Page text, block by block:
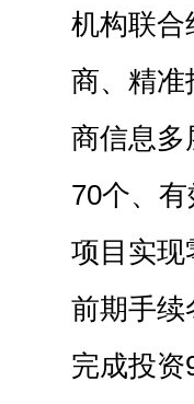
机构联合
商、精准
商信息多
70个、
项目实现
前期手续
完成投资